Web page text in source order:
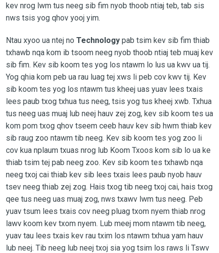
kev nrog lwm tus neeg sib fim nyob thoob ntiaj teb, tab sis
nws tsis yog qhov yooj yim.
Ntau xyoo ua ntej no Technology pab tsim kev sib fim thiab
txhawb nqa kom ib tsoom neeg nyob thoob ntiaj teb muaj kev
sib fim. Kev sib koom tes yog los ntawm lo lus ua kwv ua tij.
Yog qhia kom peb ua rau luag tej xws li peb cov kwv tij. Kev
sib koom tes yog los ntawm tus kheej uas yuav lees txais
lees paub txog txhua tus neeg, tsis yog tus kheej xwb. Txhua
tus neeg uas muaj lub neej hauv zej zog, kev sib koom tes ua
kom pom txog qhov tseem ceeb hauv kev sib hwm thiab kev
sib raug zoo ntawm tib neeg. Kev sib koom tes yog zoo li
cov kua nplaum txuas nrog lub Koom Txoos kom sib lo ua ke
thiab tsim tej pab neeg zoo. Kev sib koom tes txhawb nqa
neeg txoj cai thiab kev sib lees txais lees paub nyob hauv
tsev neeg thiab zej zog. Hais txog tib neeg txoj cai, hais txog
qee tus neeg uas muaj zog, nws txawv lwm tus neeg. Peb
yuav tsum lees txais cov neeg pluag txom nyem thiab nrog
lawv koom kev txom nyem. Lub meej mom ntawm tib neeg,
yuav tau lees txais kev rau txim los ntawm txhua yam hauv
lub neej. Tib neeg lub neej txoj sia yog tsim los raws li Tswv